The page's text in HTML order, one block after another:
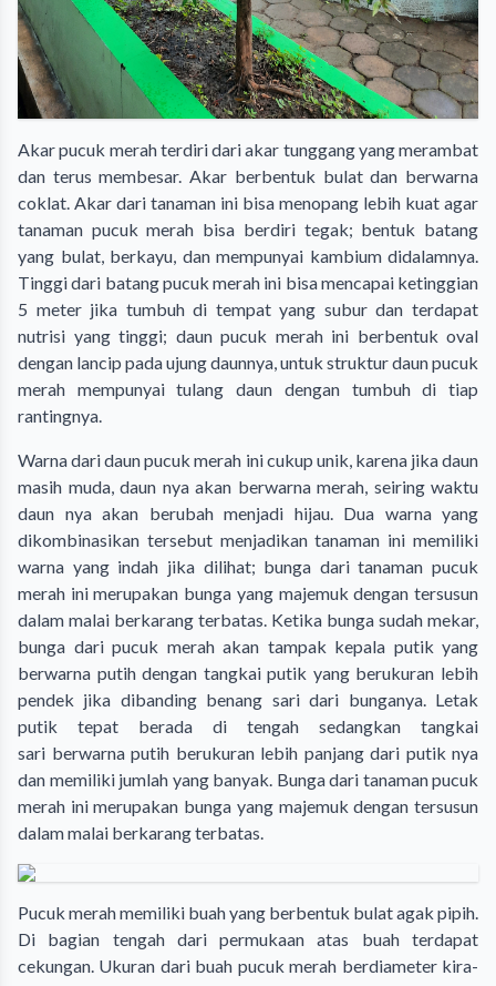
Akar pucuk merah terdiri dari akar tunggang yang merambat
dan terus membesar. Akar berbentuk bulat dan berwarna
coklat. Akar dari tanaman ini bisa menopang lebih kuat agar
tanaman pucuk merah bisa berdiri tegak; bentuk batang
yang bulat, berkayu, dan mempunyai kambium didalamnya.
Tinggi dari batang pucuk merah ini bisa mencapai ketinggian
5 meter jika tumbuh di tempat yang subur dan terdapat
nutrisi yang tinggi; daun pucuk merah ini berbentuk oval
dengan lancip pada ujung daunnya, untuk struktur daun pucuk
merah mempunyai tulang daun dengan tumbuh di tiap
rantingnya.
Warna dari daun pucuk merah ini cukup unik, karena jika daun
masih muda, daun nya akan berwarna merah, seiring waktu
daun nya akan berubah menjadi hijau. Dua warna yang
dikombinasikan tersebut menjadikan tanaman ini memiliki
warna yang indah jika dilihat; bunga dari tanaman pucuk
merah ini merupakan bunga yang majemuk dengan tersusun
dalam malai berkarang terbatas. Ketika bunga sudah mekar,
bunga dari pucuk merah akan tampak kepala putik yang
berwarna putih dengan tangkai putik yang berukuran lebih
pendek jika dibanding benang sari dari bunganya. Letak
putik tepat berada di tengah sedangkan tangkai
sari berwarna putih berukuran lebih panjang dari putik nya
dan memiliki jumlah yang banyak. Bunga dari tanaman pucuk
merah ini merupakan bunga yang majemuk dengan tersusun
dalam malai berkarang terbatas.
Pucuk merah memiliki buah yang berbentuk bulat agak pipih.
Di bagian tengah dari permukaan atas buah terdapat
cekungan. Ukuran dari buah pucuk merah berdiameter kira-